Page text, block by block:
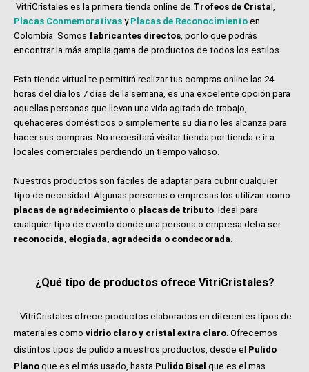
VitriCristales es la primera tienda online de Trofeos de Crista
Placas Conmemorativas y Placas de Reconocimiento en
Colombia. Somos fabricantes directos , por lo que podrás
encontrar la más amplia gama de productos de todos los estilos.
Esta tienda virtual te permitirá realizar tus compras online las 24
horas del día los 7 días de la semana, es una excelente opción para
aquellas personas que llevan una vida agitada de trabajo,
quehaceres domésticos o simplemente su día no les alcanza para
hacer sus compras. No necesitará visitar tienda por tienda e ir a
locales comerciales perdiendo un tiempo valioso.
Nuestros productos son fáciles de adaptar para cubrir cualquier
tipo de necesidad. Algunas personas o empresas los utilizan como
placas de agradecimiento o placas de tributo . Ideal para
cualquier tipo de evento donde una persona o empresa deba ser
reconocida, elogiada, agradecida o condecorada.
¿Qué tipo de productos ofrece VitriCristales?
VitriCristales ofrece productos elaborados en diferentes tipos de
materiales como vidrio claro y cristal extra claro . Ofrecemos
distintos tipos de pulido a nuestros productos, desde el Pulido
Plano que es el más usado, hasta Pulido Bisel que es el mas